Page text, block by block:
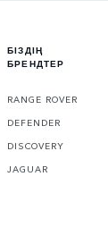
БІЗДІҢ
БРЕНДТЕР
RANGE ROVER
DEFENDER
DISCOVERY
JAGUAR